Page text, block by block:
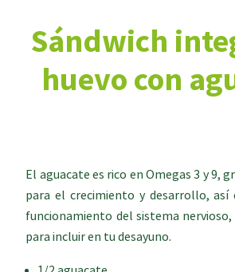
Sándwich
huevo con
El aguacate es rico en Omegas 3 y 9,
para el crecimiento y desarrollo,
funcionamiento del sistema
para incluir en tu desayuno.